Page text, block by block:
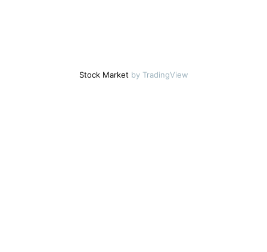
Stock Market by TradingView